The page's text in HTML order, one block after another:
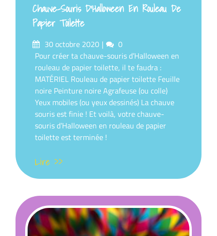
Chauve-Souris D’Halloween En Rouleau De
Papier Toilette
Posté
sur
30 octobre 2020 commentaires
0
Pour créer ta chauve-souris d’Halloween en
rouleau de papier toilette, il te faudra :
MATÉRIEL Rouleau de papier toilette Feuille
noire Peinture noire Agrafeuse (ou colle)
Yeux mobiles (ou yeux dessinés) La chauve
souris est finie ! Et voilà, votre chauve-
souris d’Halloween en rouleau de papier
toilette est terminée !
Lire >>